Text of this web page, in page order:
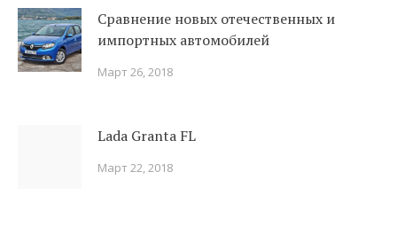
Сравнение новых отечественных и
импортных автомобилей
Март 26, 2018
Lada Granta FL
Март 22, 2018